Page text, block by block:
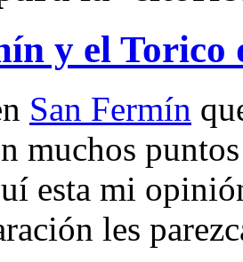
y el Torico
San Fermín
muchos
esta mi
les